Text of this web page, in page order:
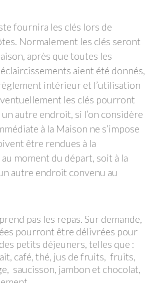
fournira les clés lors de
Normalement les clés seront
après que toutes les
aient été donnés,
intérieur et l’utilisation
les clés pourront
autre endroit, si l’on considère
à la Maison ne s’impose
être rendues à la
moment du départ, soit à la
autre endroit convenu au
pas les repas. Sur demande,
pourront être délivrées pour
petits déjeuners, telles que :
café, thé, jus de fruits, fruits,
saucisson, jambon et chocolat,